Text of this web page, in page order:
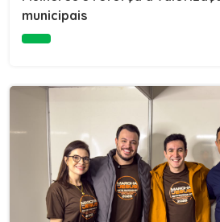
Cultura, Esporte e Lazer, Paulo
compromisso da nossa gestão com
oferecendo a jovens e adultos a
concluir seus estudos e construir um
Cada certificado entregue simboliza
determinação e a certeza de que
é investir no desenvolvimento de
Prefeitura de Sete Barras também
parceiro fundamental na retomada
Educação de Jovens e Adultos, aos
equipe da Secretaria Municipal de
municipais